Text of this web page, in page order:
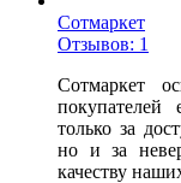
Сотмаркет
Отзывов: 1
Сотмаркет
только за
но и за
качеству